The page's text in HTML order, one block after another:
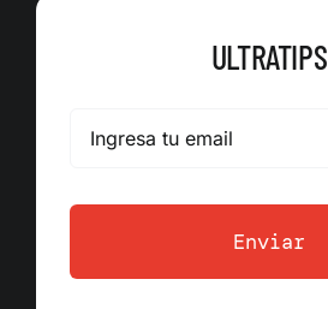
ULTRATIPS
Enviar